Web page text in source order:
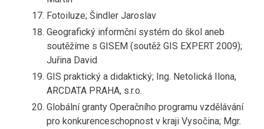
Fotoiluze; Šindler Jaroslav
Geografický informční systém do škol aneb
soutěžíme s GISEM (soutěž GIS EXPERT 2009);
Juřina David
GIS praktický a didaktický; Ing. Netolická Ilona,
ARCDATA PRAHA, s.r.o.
Globální granty Operačního programu vzdělávání
pro konkurenceschopnost v kraji Vysočina; Mgr.